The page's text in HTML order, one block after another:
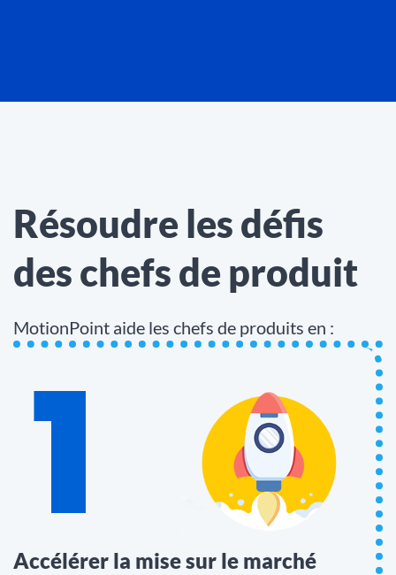
Résoudre les défis
des chefs de produit
MotionPoint aide les chefs de produits en :
1
Accélérer la mise sur le marché